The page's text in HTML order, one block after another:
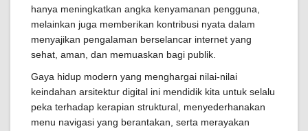
hanya meningkatkan angka kenyamanan pengguna,
melainkan juga memberikan kontribusi nyata dalam
menyajikan pengalaman berselancar internet yang
sehat, aman, dan memuaskan bagi publik.
Gaya hidup modern yang menghargai nilai-nilai
keindahan arsitektur digital ini mendidik kita untuk selalu
peka terhadap kerapian struktural, menyederhanakan
menu navigasi yang berantakan, serta merayakan